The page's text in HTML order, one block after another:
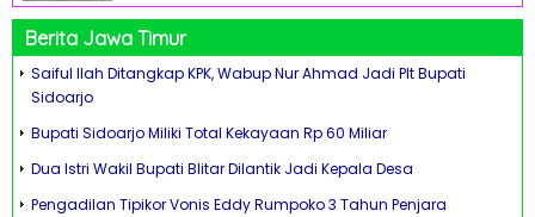
Berita Jawa Timur
Saiful Ilah Ditangkap KPK, Wabup Nur Ahmad Jadi Plt Bupati
Sidoarjo
Bupati Sidoarjo Miliki Total Kekayaan Rp 60 Miliar
Dua Istri Wakil Bupati Blitar Dilantik Jadi Kepala Desa
Pengadilan Tipikor Vonis Eddy Rumpoko 3 Tahun Penjara